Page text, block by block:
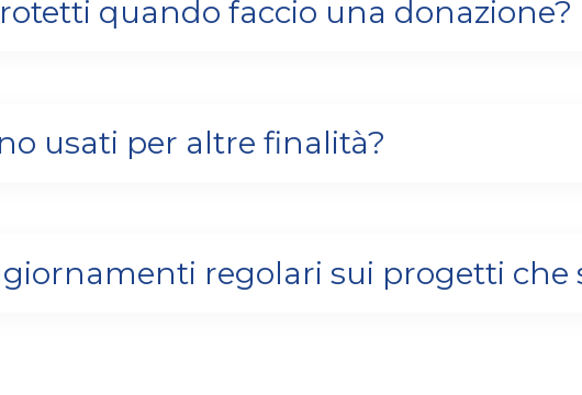
quando faccio una donazione?
usati per altre finalità?
regolari sui progetti che